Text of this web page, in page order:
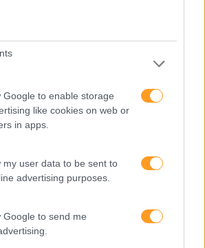
Google to enable storage
like cookies on web or
in apps.
my user data to be sent to
advertising purposes.
Google to send me
para reter talento,
o ambiente de
dos líderes é
pensamento
perguntas tira-nos